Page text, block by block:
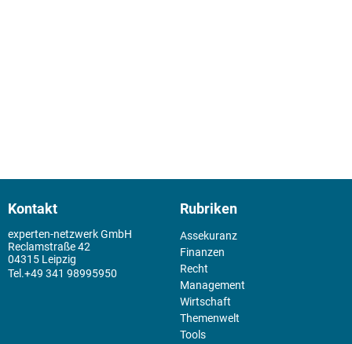
Kontakt
experten-netzwerk GmbH
Reclamstraße 42
04315 Leipzig
+49 341 98995950
Rubriken
Assekuranz
Finanzen
Recht
Management
Wirtschaft
Themenwelt
Tools